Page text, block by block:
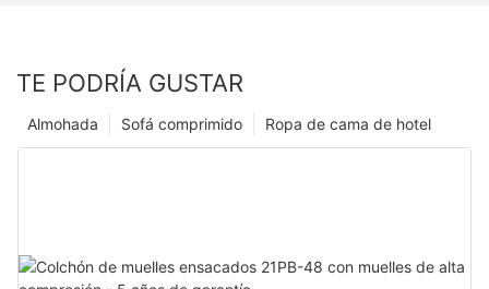
TE PODRÍA GUSTAR
Ropa de cama de hotel
Sofá comprimido
Almohada